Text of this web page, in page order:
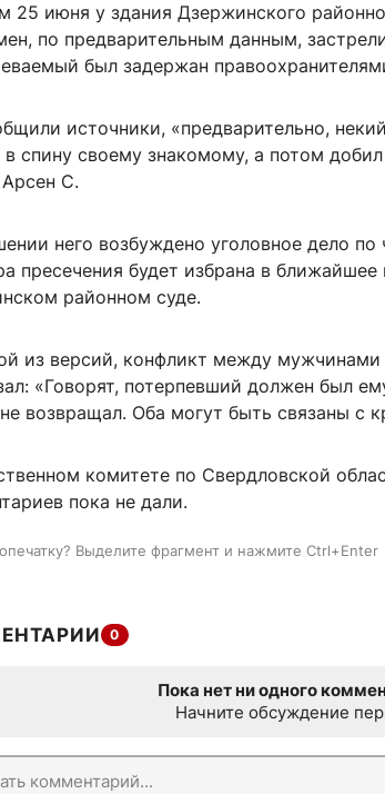
25 июня у здания Дзержинского
по предварительным данным,
был задержан
источники, «предварительно,
в спину своему знакомому, а потом
С.
него возбуждено уголовное дело по
пресечения будет избрана в ближайшее
районном суде.
из версий, конфликт между мужчинами
«Говорят, потерпевший должен был
не возвращал. Оба могут быть связаны с
комитете по Свердловской
пока не дали.
Выделите фрагмент и нажмите Ctrl+Enter
0
Пока нет ни одного
Начните обсуждение